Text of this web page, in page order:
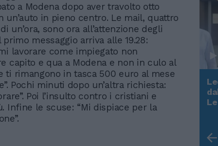
a Modena dopo aver travolto otto
un’auto in pieno centro. Le mail, quattro
un’ora, sono ora all’attenzione degli
messaggio arriva alle 19.28:
lavorare come impiegato non
capito e qua a Modena e non in culo al
ti rimangono in tasca 500 euro al mese
Pochi minuti dopo un’altra richiesta:
Poi l’insulto contro i cristiani e
Infine le scuse: “Mi dispiace per la
Rudy Giuliani a Come States?
Trump, Meloni e la strategia